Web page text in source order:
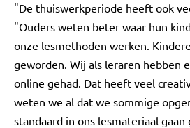
"De thuiswerkperiode heeft ook
"Ouders weten beter waar hun
onze lesmethoden werken.
geworden. Wij als leraren hebben
online gehad. Dat heeft veel
weten we al dat we sommige
standaard in ons lesmateriaal gaan